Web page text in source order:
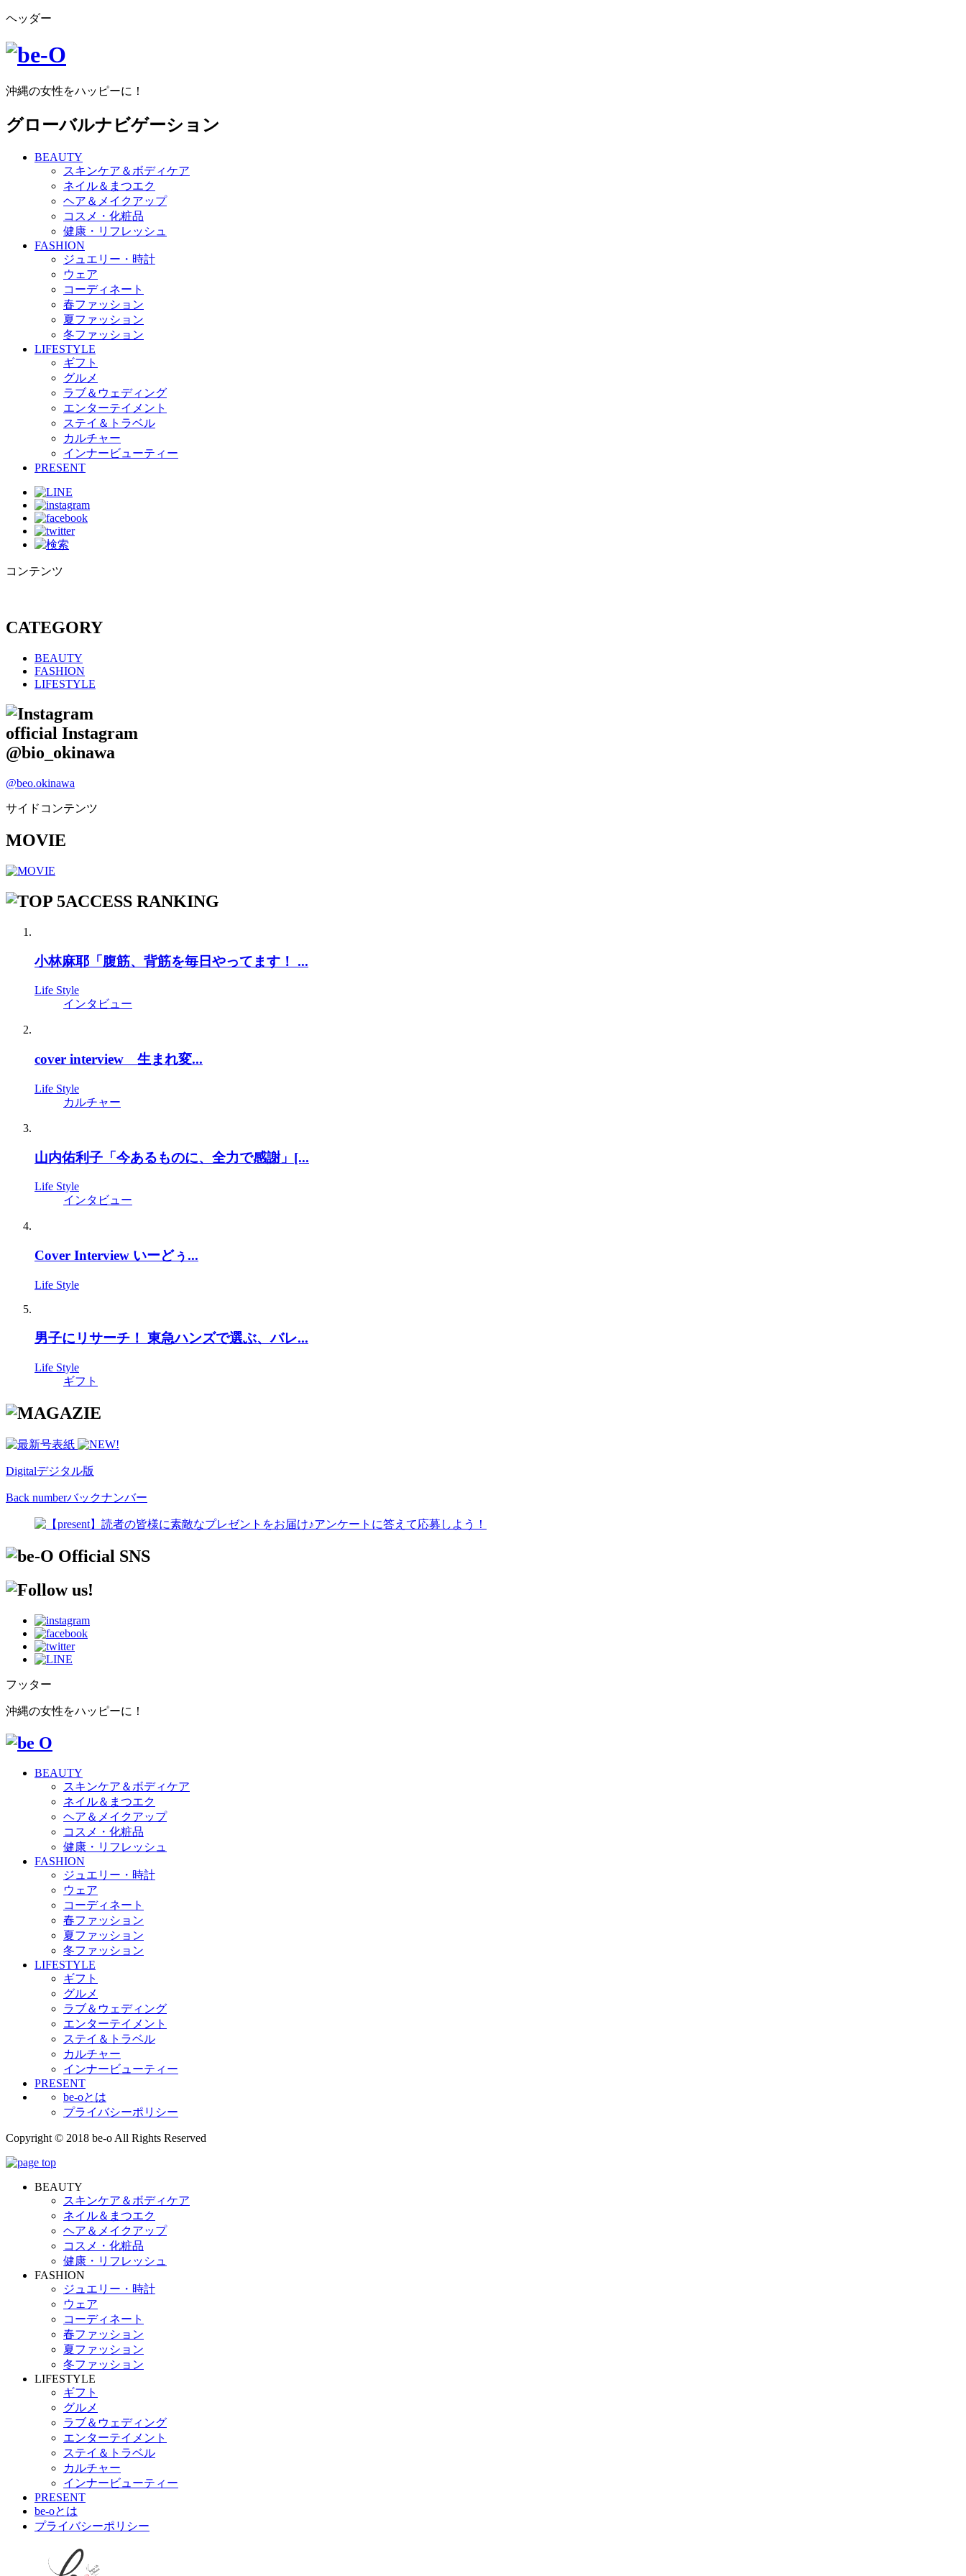
ヘッダー
沖縄の女性をハッピーに！
グローバルナビゲーション
BEAUTY
スキンケア＆ボディケア
ネイル＆まつエク
ヘア＆メイクアップ
コスメ・化粧品
健康・リフレッシュ
FASHION
ジュエリー・時計
ウェア
コーディネート
春ファッション
夏ファッション
冬ファッション
LIFESTYLE
ギフト
グルメ
ラブ＆ウェディング
エンターテイメント
ステイ＆トラベル
カルチャー
インナービューティー
PRESENT
コンテンツ
CATEGORY
BEAUTY
FASHION
LIFESTYLE
official Instagram
@bio_okinawa
@beo.okinawa
サイドコンテンツ
MOVIE
ACCESS RANKING
小林麻耶「腹筋、背筋を毎日やってます！ ...
Life Style
インタビュー
cover interview 生まれ変...
Life Style
カルチャー
山内佑利子「今あるものに、全力で感謝」[...
Life Style
インタビュー
Cover Interview いーどぅ...
Life Style
男子にリサーチ！ 東急ハンズで選ぶ、バレ...
Life Style
ギフト
Digitalデジタル版
Back numberバックナンバー
フッター
沖縄の女性をハッピーに！
BEAUTY
スキンケア＆ボディケア
ネイル＆まつエク
ヘア＆メイクアップ
コスメ・化粧品
健康・リフレッシュ
FASHION
ジュエリー・時計
ウェア
コーディネート
春ファッション
夏ファッション
冬ファッション
LIFESTYLE
ギフト
グルメ
ラブ＆ウェディング
エンターテイメント
ステイ＆トラベル
カルチャー
インナービューティー
PRESENT
be-oとは
プライバシーポリシー
Copyright © 2018 be-o All Rights Reserved
BEAUTY
スキンケア＆ボディケア
ネイル＆まつエク
ヘア＆メイクアップ
コスメ・化粧品
健康・リフレッシュ
FASHION
ジュエリー・時計
ウェア
コーディネート
春ファッション
夏ファッション
冬ファッション
LIFESTYLE
ギフト
グルメ
ラブ＆ウェディング
エンターテイメント
ステイ＆トラベル
カルチャー
インナービューティー
PRESENT
be-oとは
プライバシーポリシー